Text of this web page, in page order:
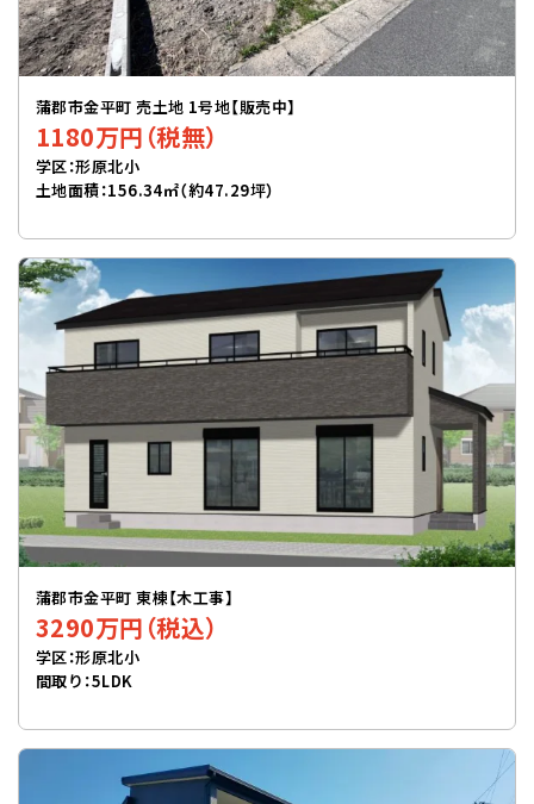
蒲郡市金平町 売土地 1号地【販売中】
1180万円（税無）
学区：形原北小
土地面積：156.34㎡（約47.29坪）
蒲郡市金平町 東棟【木工事】
3290万円（税込）
学区：形原北小
間取り：5LDK